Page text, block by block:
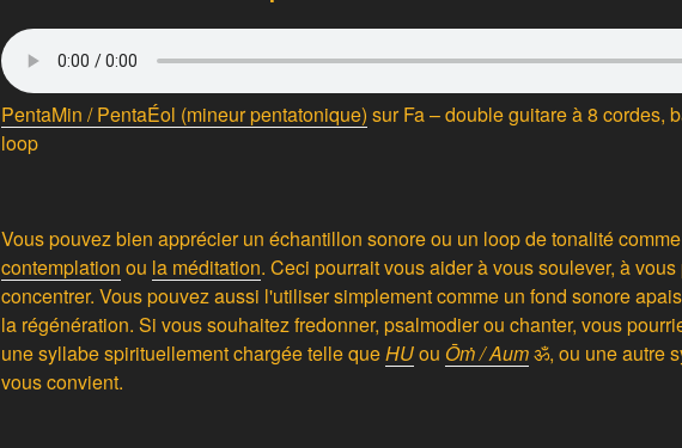
PentaMin / PentaÉol (mineur pentatonique) sur Fa – double guitare à 8 cordes,
loop
Vous pouvez bien apprécier un échantillon sonore ou un loop de tonalité
contemplation ou la méditation. Ceci pourrait vous aider à vous soulever, à
concentrer. Vous pouvez aussi l'utiliser simplement comme un fond sonore
la régénération. Si vous souhaitez fredonner, psalmodier ou chanter, vous
une syllabe spirituellement chargée telle queHUou Ōṁ / Aumॐ, ou une autre
vous convient.